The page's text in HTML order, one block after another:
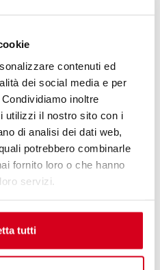
contenuti ed
dei social media e per
inoltre
utilizzi il nostro sito con i
di analisi dei dati web,
potrebbero combinarle
fornito loro o che hanno
servizi.
tutti